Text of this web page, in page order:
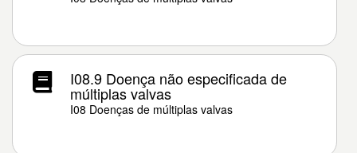
I08.9 Doença não especificada de
múltiplas valvas
I08 Doenças de múltiplas valvas